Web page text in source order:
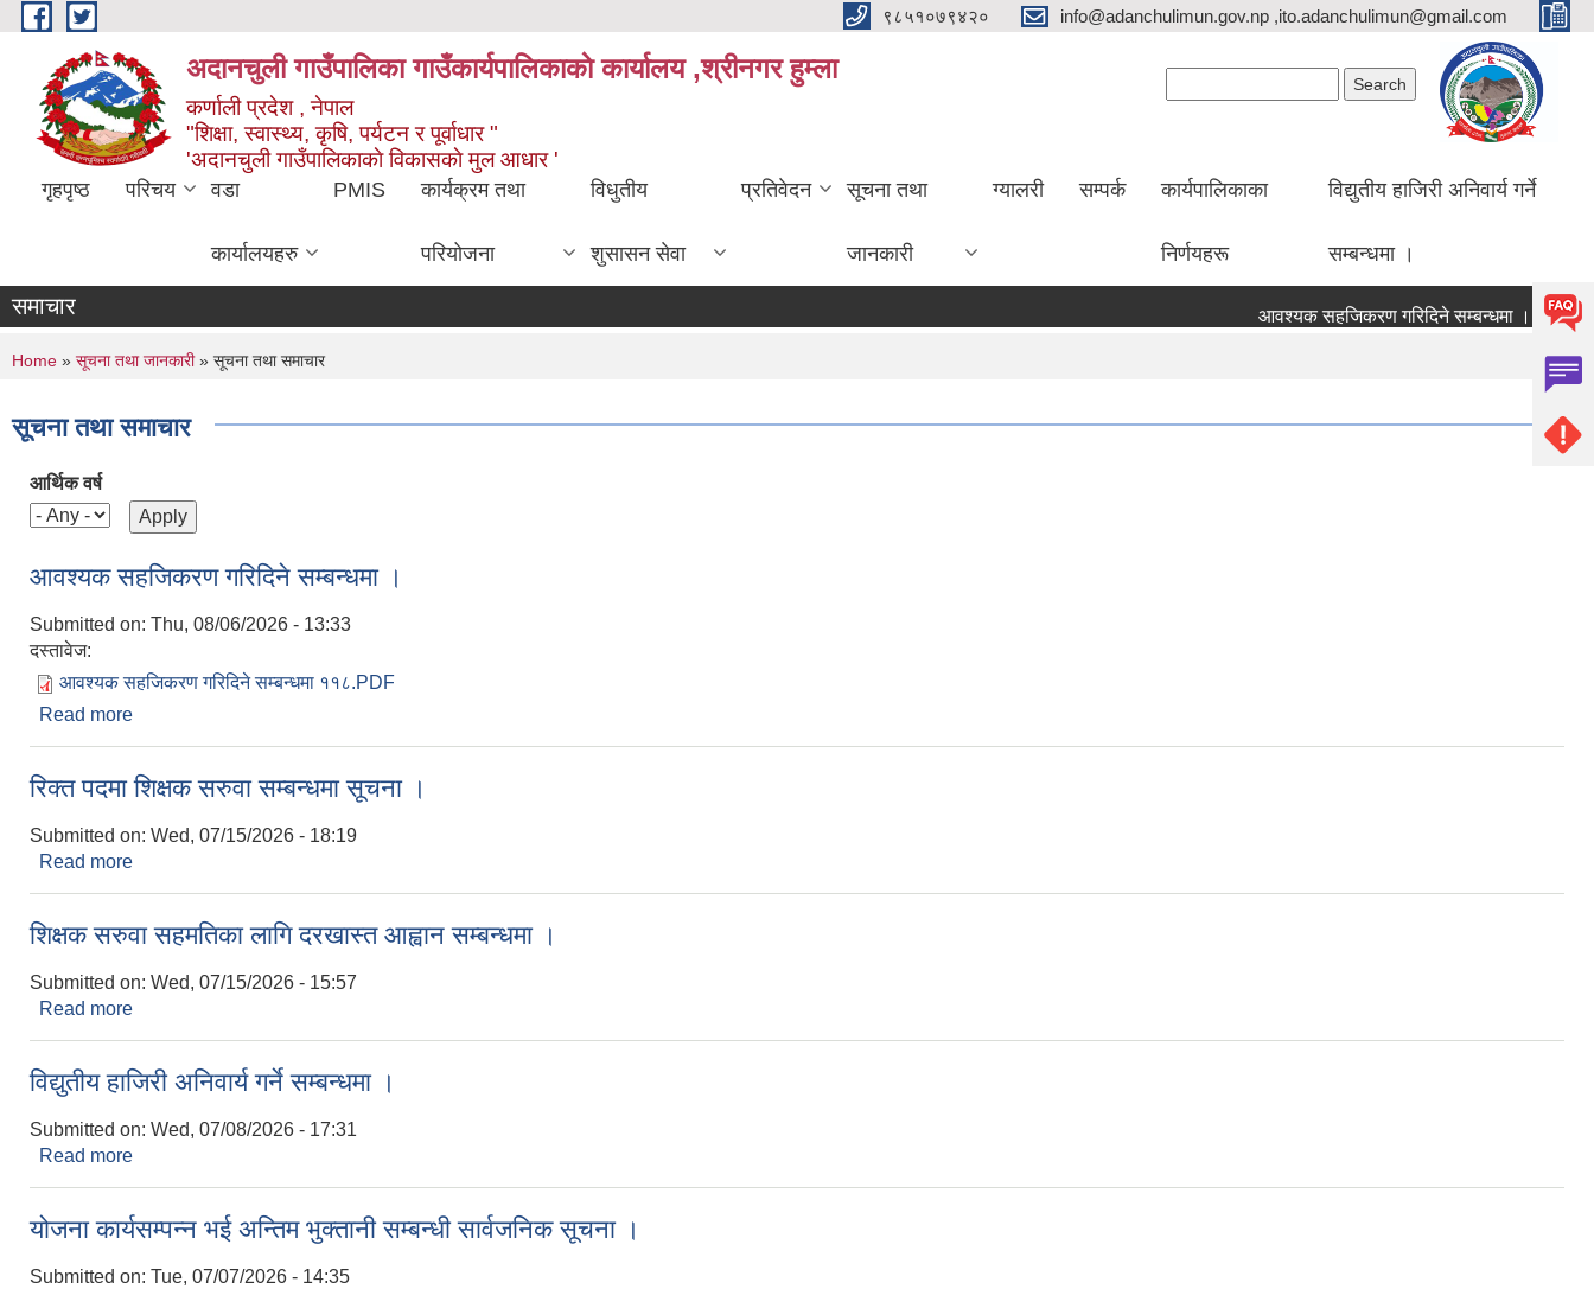
Skip to main content ९८५१०७९४२० info@adanchulimun.gov.np ,ito.adanchulimun@gmail.com
अदानचुली गाउँपालिका गाउँकार्यपालिकाकाे कार्यालय ,श्रीनगर हुम्ला
कर्णाली प्रदेश , नेपाल
"शिक्षा, स्वास्थ्य, कृषि, पर्यटन र पूर्वाधार "
'अदानचुली गाउँपालिकाकाे विकासकाे मुल आधार '
गृहपृष्ठ परिचय वडा
कार्यालयहरु
PMIS कार्यक्रम तथा
परियोजना
विधुतीय
शुसासन सेवा
प्रतिवेदन सूचना तथा
जानकारी
ग्यालरी सम्पर्क कार्यपालिकाका
निर्णयहरू
विद्युतीय हाजिरी अनिवार्य गर्ने
सम्बन्धमा ।
समाचार आवश्यक सहजिकरण गरिदिने सम्बन्धमा ।
You are here
Home » सूचना तथा जानकारी» सूचना तथा समाचार
सूचना तथा समाचार
आर्थिक वर्ष
आवश्यक सहजिकरण गरिदिने सम्बन्धमा ।
Submitted on: Thu, 08/06/2026 - 13:33
दस्तावेज:
आवश्यक सहजिकरण गरिदिने सम्बन्धमा ११८.PDF
Read more
रिक्त पदमा शिक्षक सरुवा सम्बन्धमा सूचना ।
Submitted on: Wed, 07/15/2026 - 18:19
Read more
शिक्षक सरुवा सहमतिका लागि दरखास्त आह्वान सम्बन्धमा ।
Submitted on: Wed, 07/15/2026 - 15:57
Read more
विद्युतीय हाजिरी अनिवार्य गर्ने सम्बन्धमा ।
Submitted on: Wed, 07/08/2026 - 17:31
Read more
योजना कार्यसम्पन्न भई अन्तिम भुक्तानी सम्बन्धी सार्वजनिक सूचना ।
Submitted on: Tue, 07/07/2026 - 14:35